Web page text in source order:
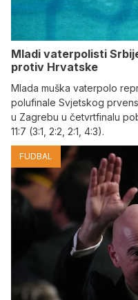
Mladi vaterpolisti
protiv Hrvatske
Mlada muška vaterpolo
polufinale Svjetskog
u Zagrebu u četvrtfinalu
11:7 (3:1, 2:2, 2:1, 4:3).
FUDBAL